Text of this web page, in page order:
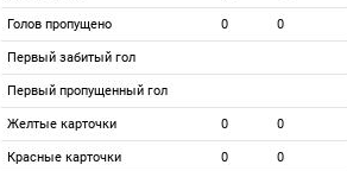
Голов пропущено 0 0
Первый забитый гол
Первый пропущенный гол
Желтые карточки 0 0
Красные карточки 0 0